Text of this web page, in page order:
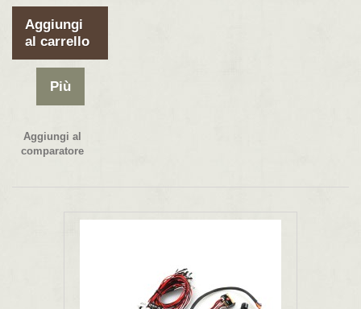
Aggiungi
al carrello
Più
Aggiungi al
comparatore